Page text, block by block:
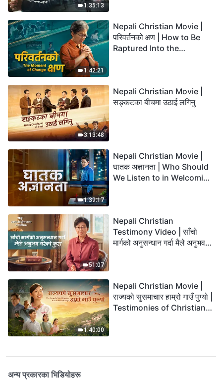
1:35:13
1:42:21
Nepali Christian Movie |
परिवर्तनको क्षण | How to Be
Raptured Into the
3:13:48
Nepali Christian Movie |
सङ्कटका बीचमा उठाई लगिनु
1:39:17
Nepali Christian Movie |
घातक अज्ञानता | Who Should
We Listen to in Welcoming
51:07
Nepali Christian
Testimony Video | साँचो
मार्गको अनुसन्धान गर्दा मैले अनुभव
1:40:00
Nepali Christian Movie |
राज्यको सुसमाचार हाम्रो गाउँ पुग्यो |
Testimonies of Christians
अन्य प्रकारका भिडियोहरू